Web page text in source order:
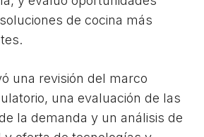
de cocina más
una revisión del marco
una evaluación de las
la demanda y un análisis de